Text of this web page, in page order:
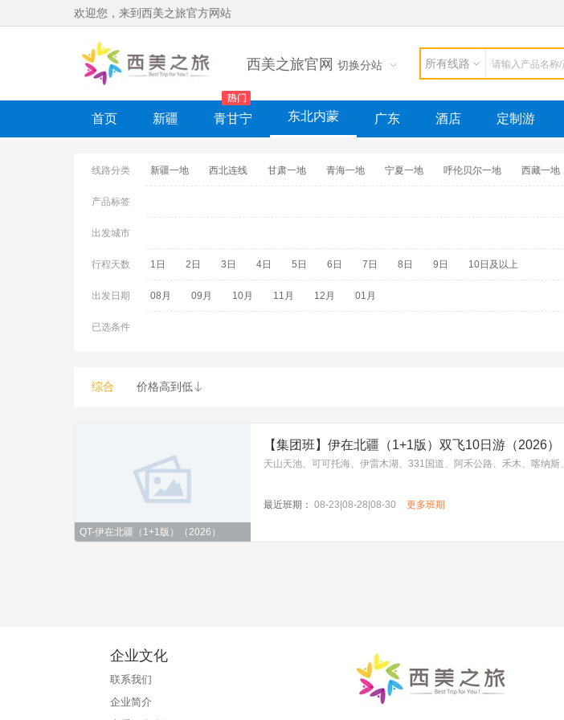
欢迎您，来到西美之旅官方网站
西美之旅官网 切换分站 所有线路
首页 新疆 青甘宁 东北内蒙 广东 酒店 定制游
线路分类 新疆一地 西北连线 甘肃一地 青海一地 宁夏一地 呼伦贝尔一地 西藏一地
产品标签
出发城市
行程天数 1日 2日 3日 4日 5日 6日 7日 8日 9日 10日及以上
出发日期 08月 09月 10月 11月 12月 01月
已选条件
综合 价格高到低
QT-伊在北疆（1+1版）（2026）
【集团班】伊在北疆（1+1版）双飞10日游（2026）
最近班期： 08-23|08-28|08-30 更多班期
企业文化
联系我们
企业简介